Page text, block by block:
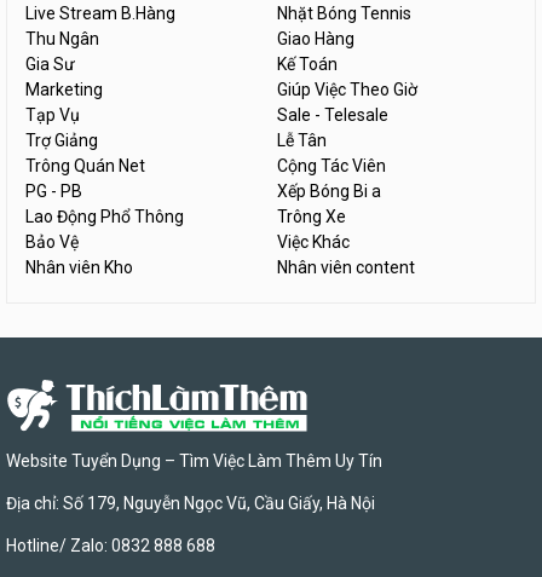
Live Stream B.Hàng
Nhặt Bóng Tennis
Thu Ngân
Giao Hàng
Gia Sư
Kế Toán
Marketing
Giúp Việc Theo Giờ
Tạp Vụ
Sale - Telesale
Trợ Giảng
Lễ Tân
Trông Quán Net
Cộng Tác Viên
PG - PB
Xếp Bóng Bi a
Lao Động Phổ Thông
Trông Xe
Bảo Vệ
Việc Khác
Nhân viên Kho
Nhân viên content
Website Tuyển Dụng – Tìm Việc Làm Thêm Uy Tín
Địa chỉ: Số 179, Nguyễn Ngọc Vũ, Cầu Giấy, Hà Nội
Hotline/ Zalo: 0832 888 688